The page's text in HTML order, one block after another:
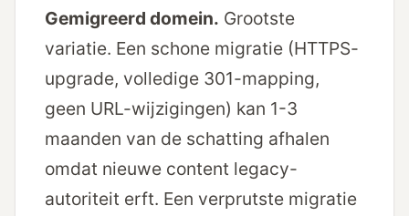
Gemigreerd domein. Grootste
variatie. Een schone migratie (HTTPS-
upgrade, volledige 301-mapping,
geen URL-wijzigingen) kan 1-3
maanden van de schatting afhalen
omdat nieuwe content legacy-
autoriteit erft. Een verprutste migratie